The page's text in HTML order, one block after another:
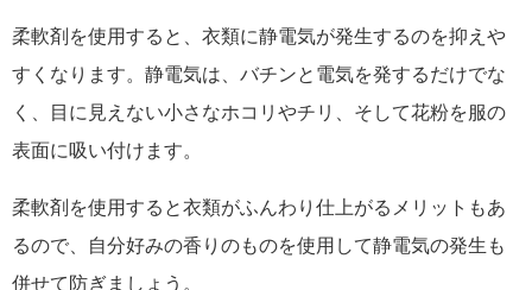
柔軟剤を使用すると、衣類に静電気が発生するのを抑えや
すくなります。静電気は、バチンと電気を発するだけでな
く、目に見えない小さなホコリやチリ、そして花粉を服の
表面に吸い付けます。
柔軟剤を使用すると衣類がふんわり仕上がるメリットもあ
るので、自分好みの香りのものを使用して静電気の発生も
併せて防ぎましょう。